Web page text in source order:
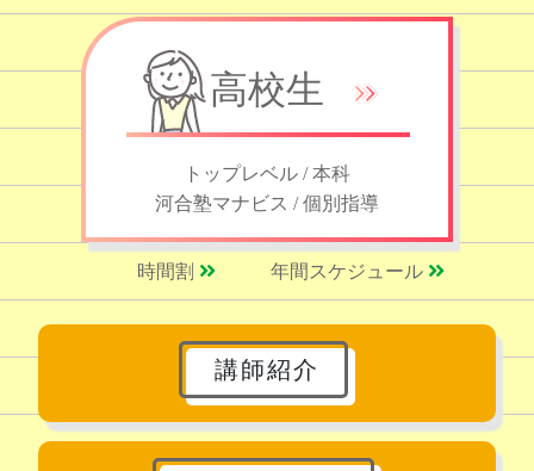
高校生
トップレベル / 本科
河合塾マナビス / 個別指導
時間割 年間スケジュール
講師紹介